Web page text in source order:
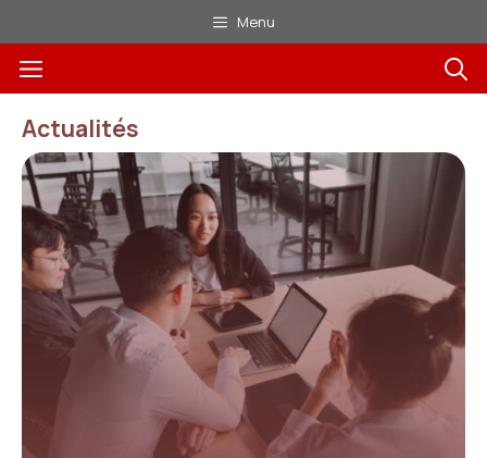
au
contenu
Menu
Menu
Actualités